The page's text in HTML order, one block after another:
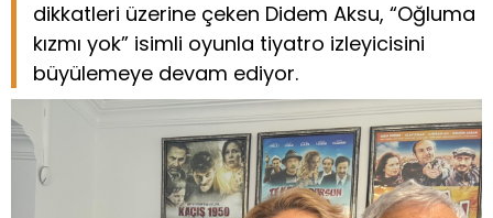
dikkatleri üzerine çeken Didem Aksu, “Oğluma
kızmı yok” isimli oyunla tiyatro izleyicisini
büyülemeye devam ediyor.